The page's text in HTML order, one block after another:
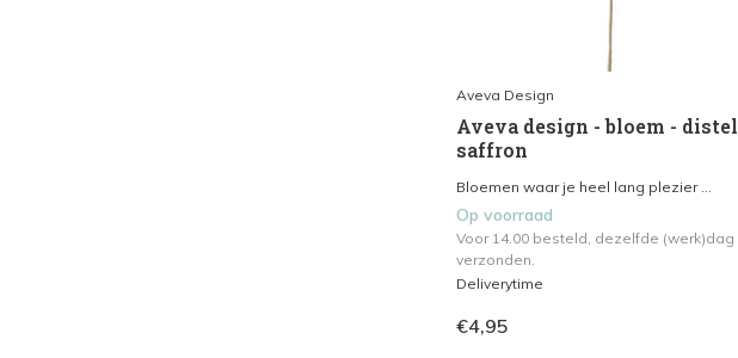
Aveva Design
Aveva design - bloem - distel
saffron
Bloemen waar je heel lang plezier ...
Op voorraad
Voor 14.00 besteld, dezelfde (werk)dag
verzonden.
Deliverytime
€4,95